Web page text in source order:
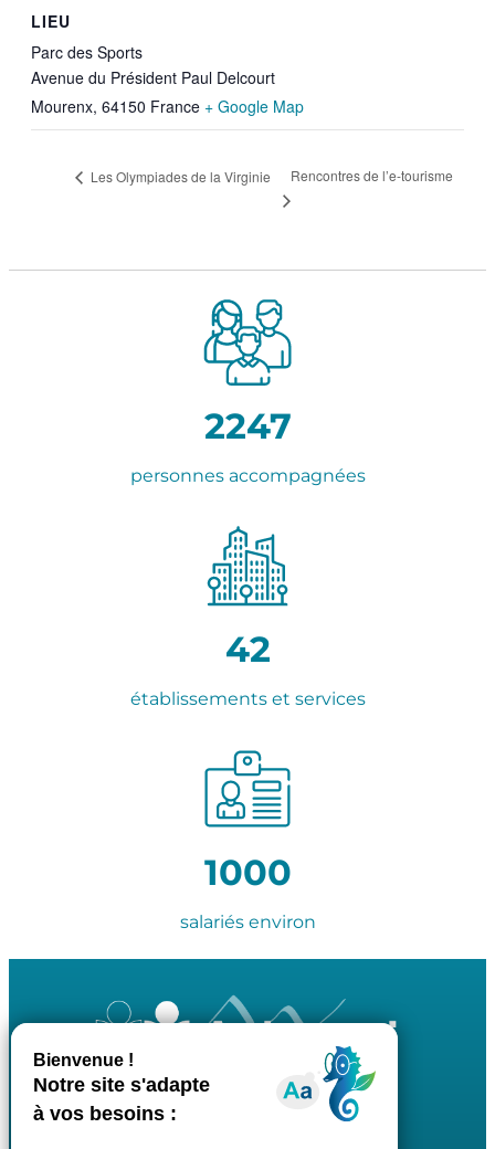
LIEU
Parc des Sports
Avenue du Président Paul Delcourt
Mourenx, 64150 France + Google Map
Les Olympiades de la Virginie Rencontres de l’e-tourisme
2247
personnes accompagnées
42
établissements et services
1000
salariés environ